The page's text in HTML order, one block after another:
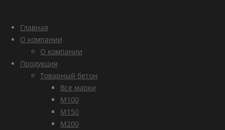
Главная
О компании
О компании
Продукция
Товарный бетон
Все марки
М100
М150
М200